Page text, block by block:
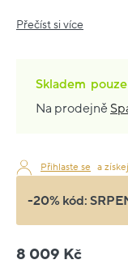
Přečíst si více
Skladem pouze
Na prodejně
Přihlaste se a
-20% kód:
8 009 Kč